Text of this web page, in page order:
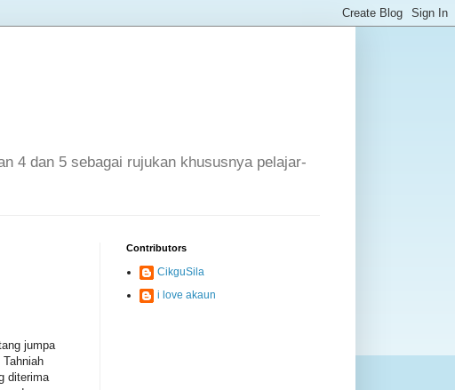
4 dan 5 sebagai rujukan khususnya pelajar-
jumpa
diterima
Contributors
CikguSila
i love akaun